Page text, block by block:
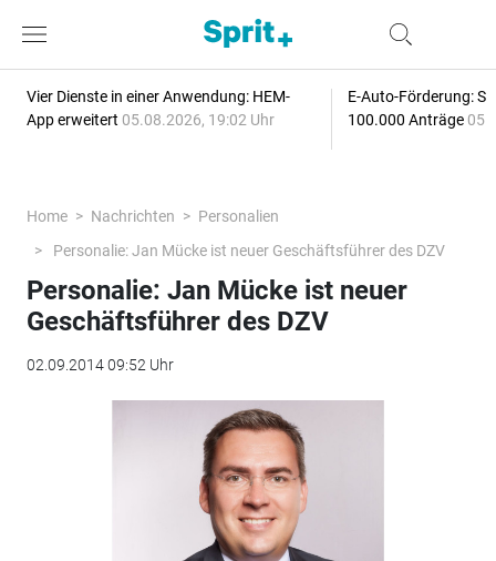
Vier Dienste in einer Anwendung: HEM-
App erweitert 05.08.2026, 19:02 Uhr
E-Auto-Förderung:
100.000 Anträge
Home Nachrichten
Personalien
Personalie: Jan Mücke ist neuer Geschäftsführer des DZV
Personalie: Jan Mücke ist neuer
Geschäftsführer des DZV
02.09.2014 09:52 Uhr